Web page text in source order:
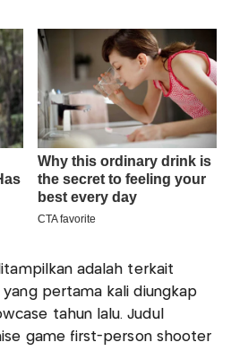
adalah terkait
yang pertama kali diungkap
tahun lalu. Judul
game first-person shooter